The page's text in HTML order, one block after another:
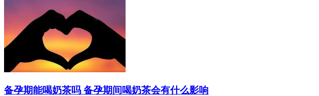
备孕期能喝奶茶吗 备孕期间喝奶茶会有什么影响